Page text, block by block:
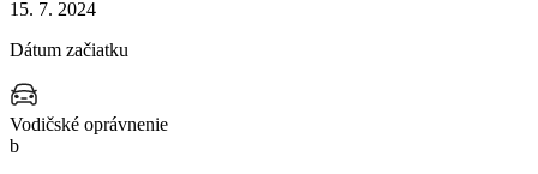
15. 7. 2024
Dátum začiatku
Vodičské oprávnenie
b